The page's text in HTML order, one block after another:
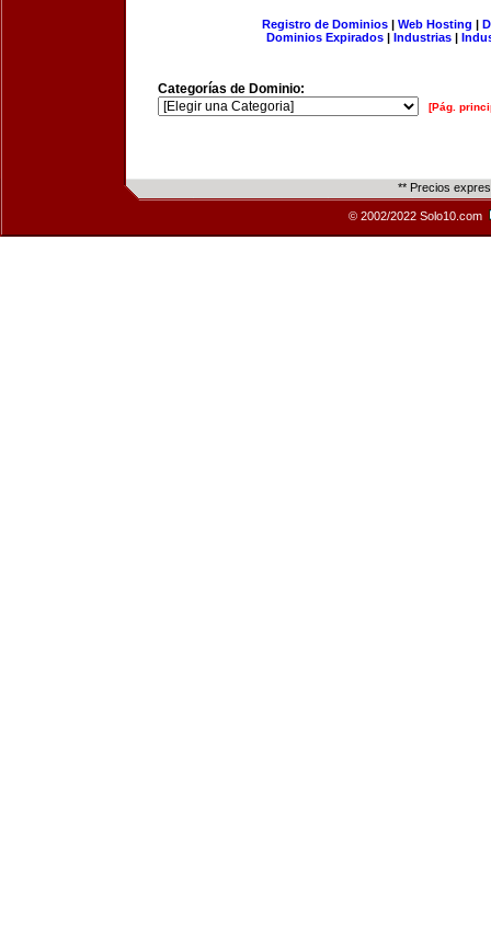
Registro de Dominios| Web Hosting |
Dominios Expirados | Industrias |
Categorías de Dominio:
[Pág.
** Precios
© 2002/2022 Solo10.com